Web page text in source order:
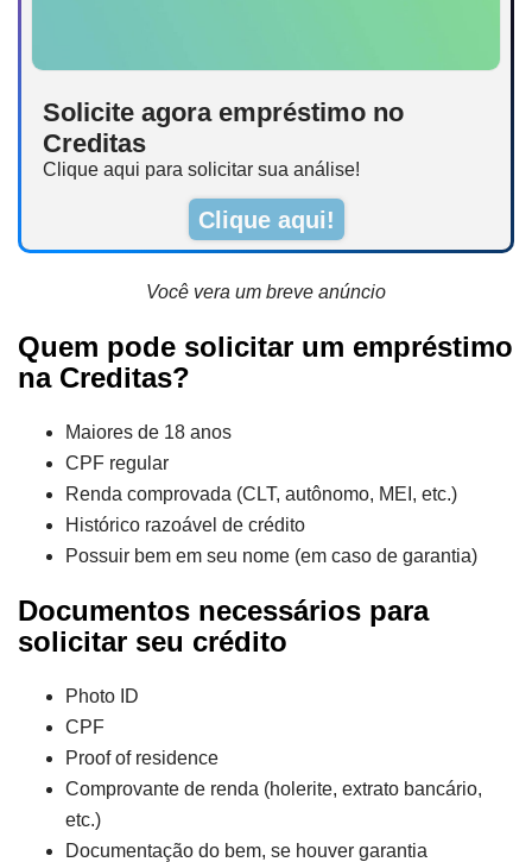
Solicite agora empréstimo no
Creditas
Clique aqui para solicitar sua análise!
Clique aqui!
Você vera um breve anúncio
Quem pode solicitar um empréstimo
na Creditas?
Maiores de 18 anos
CPF regular
Renda comprovada (CLT, autônomo, MEI, etc.)
Histórico razoável de crédito
Possuir bem em seu nome (em caso de garantia)
Documentos necessários para
solicitar seu crédito
Photo ID
CPF
Proof of residence
Comprovante de renda (holerite, extrato bancário,
etc.)
Documentação do bem, se houver garantia